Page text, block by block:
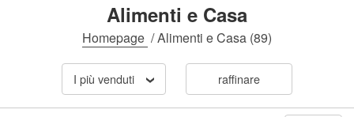
Alimenti e Casa
Homepage /Alimenti e Casa (89)
I più venduti raffinare